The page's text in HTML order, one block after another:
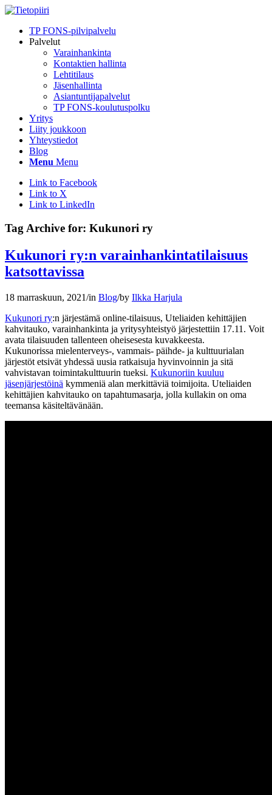
TP FONS-pilvipalvelu
Palvelut
Varainhankinta
Kontaktien hallinta
Lehtitilaus
Jäsenhallinta
Asiantuntijapalvelut
TP FONS-koulutuspolku
Yritys
Liity joukkoon
Yhteystiedot
Blog
Menu Menu
Link to Facebook
Link to X
Link to LinkedIn
Tag Archive for: Kukunori ry
Kukunori ry:n varainhankintatilaisuus
katsottavissa
18 marraskuun, 2021/in Blog/by Ilkka Harjula
Kukunori ry:n järjestämä online-tilaisuus, Uteliaiden kehittäjien
kahvitauko, varainhankinta ja yritysyhteistyö järjestettiin 17.11. Voit
avata tilaisuuden tallenteen oheisesesta kuvakkeesta.
Kukunorissa mielenterveys-, vammais- päihde- ja kulttuurialan
järjestöt etsivät yhdessä uusia ratkaisuja hyvinvoinnin ja sitä
vahvistavan toimintakulttuurin tueksi. Kukunoriin kuuluu
jäsenjärjestöinä kymmeniä alan merkittäviä toimijoita. Uteliaiden
kehittäjien kahvitauko on tapahtumasarja, jolla kullakin on oma
teemansa käsiteltävänään.